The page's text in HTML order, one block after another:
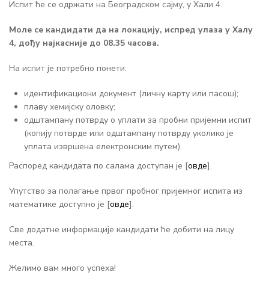
Испит ће се одржати на Београдском сајму, у Хали 4.
Моле се кандидати да на локацију, испред улаза у Халу
4, дођу најкасније до 08.35 часова.
На испит је потребно понети:
идентификациони документ (личну карту или пасош);
плаву хемијску оловку;
одштампану потврду о уплати за пробни пријемни испит
(копију потврде или одштампану потврду уколико је
уплата извршена електронским путем).
Распоред кандидата по салама доступан је [овде].
Упутство за полагање првог пробног пријемног испита из
математике доступно је [овде].
Све додатне информације кандидати ће добити на лицу
места.
Желимо вам много успеха!